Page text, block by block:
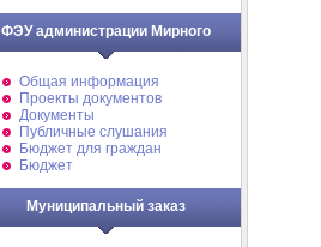
ФЭУ администрации Мирного
Общая информация
Проекты документов
Документы
Публичные слушания
Бюджет для граждан
Бюджет
Муниципальный заказ